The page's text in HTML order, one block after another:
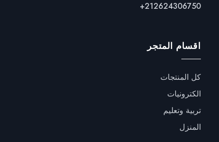
212624306750
+
اقسام المتجر
كل المنتجات
الكترونيات
تربية وتعليم
المنزل